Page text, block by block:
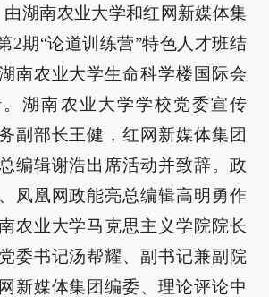
由湖南农业大学和红网新媒体集
2期“论道训练营”特色人才班结
南农业大学生命科学楼国际会
湖南农业大学学校党委宣传
副部长王健，红网新媒体集团
编辑谢浩出席活动并致辞。政
凤凰网政能亮总编辑高明勇作
农业大学马克思主义学院院长
委书记汤帮耀、副书记兼副院
新媒体集团编委、理论评论中